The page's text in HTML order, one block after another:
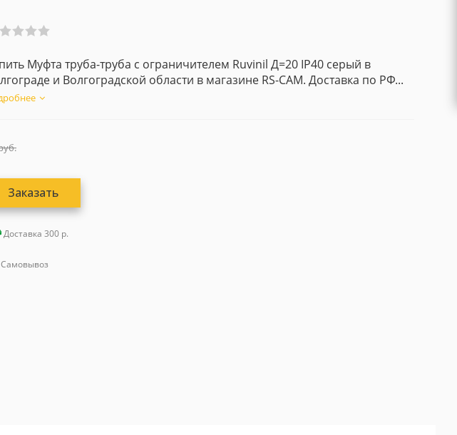
Муфта труба-труба с ограничителем Ruvinil Д=20 IP40 серый в
и Волгоградской области в магазине RS-CAM. Доставка по РФ...
Заказать
Доставка 300 р.
Самовывоз